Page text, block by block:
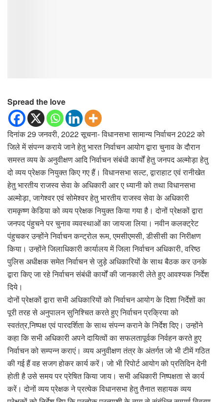
Spread the love
दिनांक 29 जनवरी, 2022 सूचना- विधानसभा सामान्य निर्वाचन 2022 को
जिले में संपन्न कराये जाने हेतु भारत निर्वाचन आयोग द्वारा चुनाव के दौरान
समस्त व्यय के अनुवीक्षण आदि निर्वाचन संबंधी कार्यों हेतु जनपद अल्मोड़ा हेतु
दो व्यय प्रेक्षक नियुक्त किए गए हैं। विधानसभा सल्ट, द्वाराहाट एवं रानीखेत
हेतु भारतीय राजस्व सेवा के अधिकारी आर ए ध्यानी को तथा विधानसभा
अल्मोड़ा, जागेश्वर एवं सोमेश्वर हेतु भारतीय राजस्व सेवा के अधिकारी
रामकृष्ण केडिया को व्यय प्रेक्षक नियुक्त किया गया है। दोनों प्रेक्षकों द्वारा
जनपद पंहुचने पर चुनाव व्यवस्थाओं का जायजा लिया। नवीन कलक्ट्रेट
पंहुचकर उन्होंने निर्वाचन कन्ट्रोल रूम, एमसीएमसी, डीसीसी का निरीक्षण
किया। उन्होंने जिलाधिकारी कार्यालय में जिला निर्वाचन अधिकारी, वरिष्ठ
पुलिस अधीक्षक समेत निर्वाचन से जुड़े अधिकारियों के साथ बैठक कर उनके
द्वारा किए जा रहे निर्वाचन संबंधी कार्यों की जानकारी लेते हुए आवश्यक निर्देश
दिये।
दोनों प्रेक्षकों द्वारा सभी अधिकारियों को निर्वाचन आयोग के दिशा निर्देशों का
पूरी तरह से अनुपालन सुनिश्चित करते हुए निर्वाचन प्रक्रिया को
स्वतंत्र,निष्पक्ष एवं पारदर्शिता के साथ संपन्न कराने के निर्देश दिए। उन्होंने
कहा कि सभी अधिकारी अपने दायित्वों का सफलतापूर्वक निर्वहन करते हुए
निर्वाचन को सम्पन्न कराएं। व्यय अनुवीक्षण तंत्र के अंतर्गत जो भी टीमें गठित
की गई हैं वह सजग होकर कार्य करें। जो भी रिपोर्ट आयोग को प्रतिदिन देनी
होती है उसे समय पर प्रेषित किया जाय। सभी अधिकारी निष्पक्षता से कार्य
करें। दोनों व्यय प्रेक्षक ने प्रत्येक विधानसभा हेतु तैनात सहायक व्यय